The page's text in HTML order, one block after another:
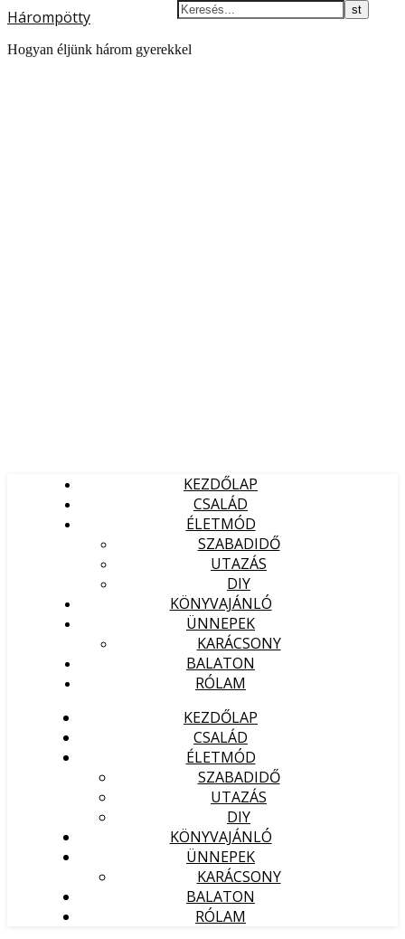
Hárompötty
Hogyan éljünk három gyerekkel
KEZDŐLAP
CSALÁD
ÉLETMÓD
SZABADIDŐ
UTAZÁS
DIY
KÖNYVAJÁNLÓ
ÜNNEPEK
KARÁCSONY
BALATON
RÓLAM
KEZDŐLAP
CSALÁD
ÉLETMÓD
SZABADIDŐ
UTAZÁS
DIY
KÖNYVAJÁNLÓ
ÜNNEPEK
KARÁCSONY
BALATON
RÓLAM